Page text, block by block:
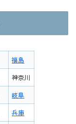
福島
神奈川
岐阜
兵庫